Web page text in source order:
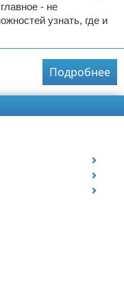
- не
узнать, где и
Подробнее